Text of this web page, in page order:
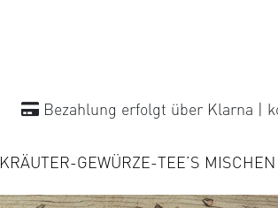
Bezahlung erfolgt über Klarna |
KRÄUTER-GEWÜRZE-TEE’S MISCHEN